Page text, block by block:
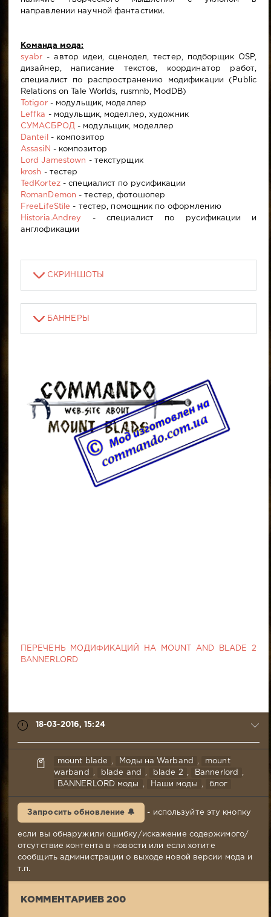
направлении научной фантастики.
Команда мода:
syabr - автор идеи, сценодел, тестер, подборщик OSP,
дизайнер, написание текстов, координатор работ,
специалист по распространению модификации (Public
Relations on Tale Worlds, rusmnb, ModDB)
Totigor- модульщик, моделлер
Leffka - модульщик, моделлер, художник
СУМАСБРОД
- модульщик, моделлер
Danteil
- композитор
AssasiN - композитор
Lord Jamestown - текстурщик
krosh - тестер
TedKortez- специалист по русификации
RomanDemon - тестер, фотошопер
FreeLifeStile - тестер, помощник по оформлению
Historia.Andrey
- специалист по русификации и
англофикации
СКРИНШОТЫ
БАННЕРЫ
ПЕРЕЧЕНЬ МОДИФИКАЦИЙ НА MOUNT AND BLADE 2
BANNERLORD
18-03-2016, 15:24
syabr
2016,
200
Просмотров:
33
mount blade , Моды на Warband ,
mount
warband
, blade and , blade 2 , Bannerlord
,
BANNERLORD моды
, Наши моды , блог
Запросить обновление 🔔 - используйте эту кнопку
если вы обнаружили ошибку/искажение содержимого/
отсутствие контента в новости или если хотите
сообщить администрации о выходе новой версии мода и
т.п.
КОММЕНТАРИЕВ 200